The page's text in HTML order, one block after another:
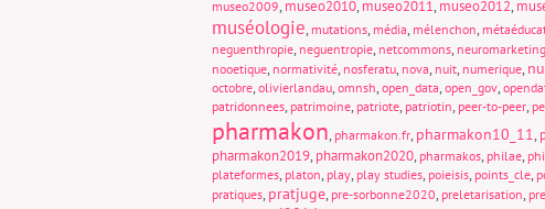
museo2009, museo2010, museo2011, museo2012,
muséologie, mutations, média, mélenchon,
neguenthropie, neguentropie, netcommons, neuromarketing
nooetique, normativité, nosferatu, nova, nuit, numerique,
octobre, olivierlandau, omnsh, open_data, open_gov,
patridonnees, patrimoine, patriote, patriotin, peer-to-peer,
pharmakon, pharmakon.fr, pharmakon10_11,
pharmakon2019, pharmakon2020, pharmakos, philae,
plateformes, platon, play, play studies, poieisis, points_cle,
pratiques, pratjuge, pre-sorbonne2020, preletarisation,